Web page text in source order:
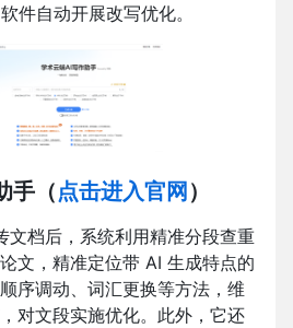
件自动开展改写优化。
手 （点击进入官网 ）
文档后，系统利用精准分段查重
文，精准定位带 AI 生成特点的
序调动、词汇更换等方法，维
对文段实施优化。此外，它还